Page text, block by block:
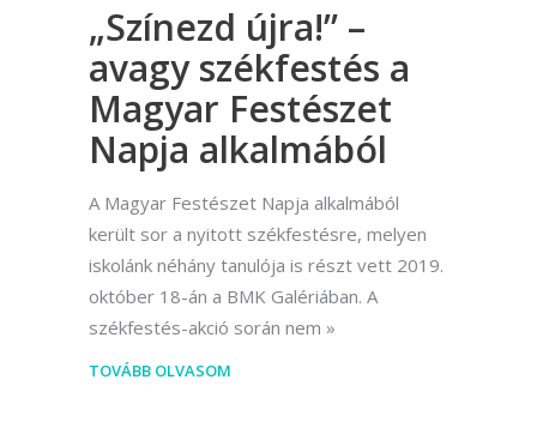
„Színezd újra!” –
avagy székfestés a
Magyar Festészet
Napja alkalmából
A Magyar Festészet Napja alkalmából
került sor a nyitott székfestésre, melyen
iskolánk néhány tanulója is részt vett 2019.
október 18-án a BMK Galériában. A
székfestés-akció során nem
TOVÁBB OLVASOM